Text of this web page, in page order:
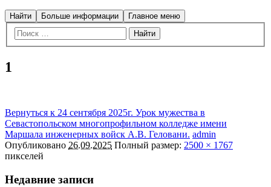
Найти Больше информации Главное меню
1
Вернуться к 24 сентября 2025г. Урок мужества в
Севастопольском многопрофильном колледже имени
Маршала инженерных войск А.В. Геловани. admin
Опубликовано 26.09.2025 Полный размер: 2500 × 1767
пикселей
Недавние записи